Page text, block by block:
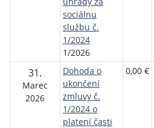
sociálnu
službu č.
1/2024
1/2026
31.
Marec
2026
Dohoda o
ukončení
zmluvy č.
1/2024 o
platení časti
0,00 €